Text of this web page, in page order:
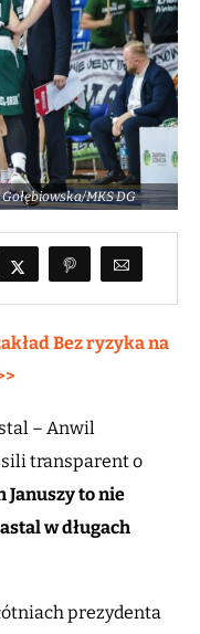
MKS DG
Bez ryzyka na
– Anwil
transparent o
to nie
w długach
prezydenta